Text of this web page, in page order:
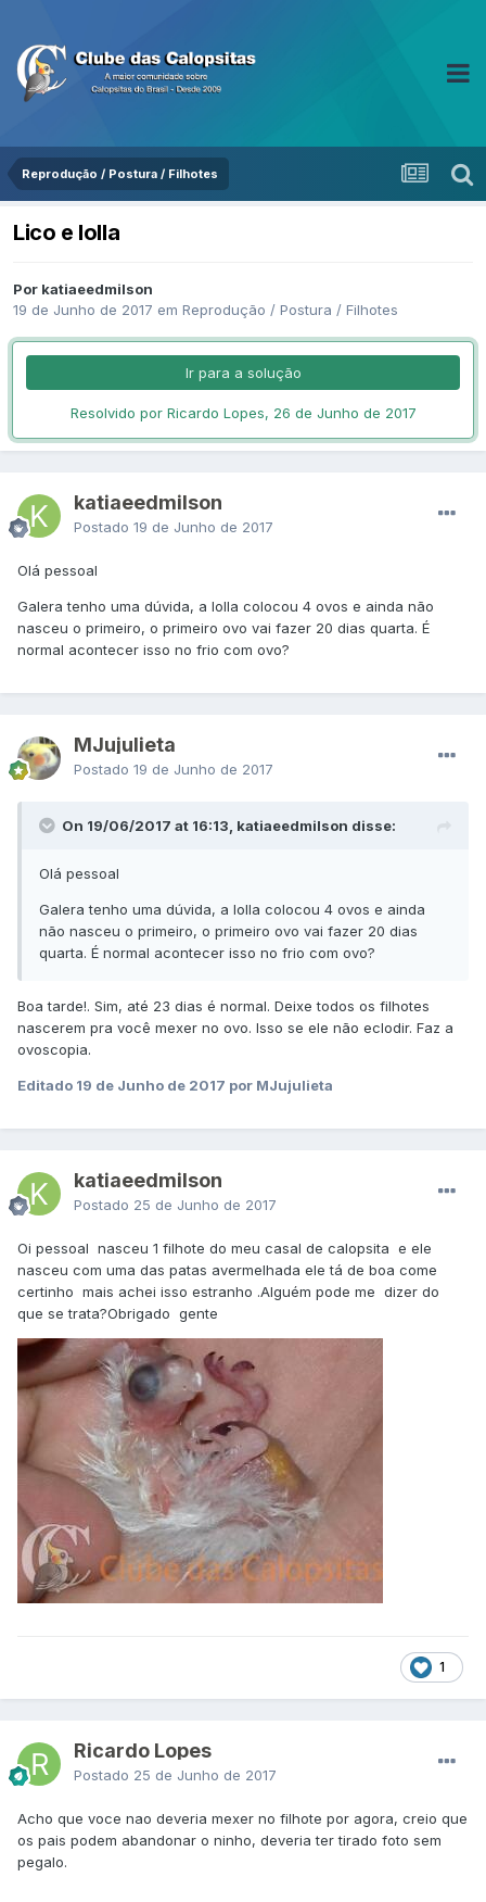
Reprodução / Postura / Filhotes
Lico e lolla
Por katiaeedmilson
19 de Junho de 2017 em Reprodução / Postura / Filhotes
Ir para a solução
Resolvido por Ricardo Lopes, 26 de Junho de 2017
katiaeedmilson
Postado 19 de Junho de 2017
Olá pessoal
Galera tenho uma dúvida, a lolla colocou 4 ovos e ainda não
nasceu o primeiro, o primeiro ovo vai fazer 20 dias quarta. É
normal acontecer isso no frio com ovo?
MJujulieta
Postado 19 de Junho de 2017
On 19/06/2017 at 16:13, katiaeedmilson disse:
Olá pessoal
Galera tenho uma dúvida, a lolla colocou 4 ovos e ainda
não nasceu o primeiro, o primeiro ovo vai fazer 20 dias
quarta. É normal acontecer isso no frio com ovo?
Boa tarde!. Sim, até 23 dias é normal. Deixe todos os filhotes
nascerem pra você mexer no ovo. Isso se ele não eclodir. Faz a
ovoscopia.
Editado 19 de Junho de 2017 por MJujulieta
katiaeedmilson
Postado 25 de Junho de 2017
Oi pessoal nasceu 1 filhote do meu casal de calopsita e ele
nasceu com uma das patas avermelhada ele tá de boa come
certinho mais achei isso estranho .Alguém pode me dizer do
que se trata?Obrigado gente
1
Ricardo Lopes
Postado 25 de Junho de 2017
Acho que voce nao deveria mexer no filhote por agora, creio que
os pais podem abandonar o ninho, deveria ter tirado foto sem
pegalo.